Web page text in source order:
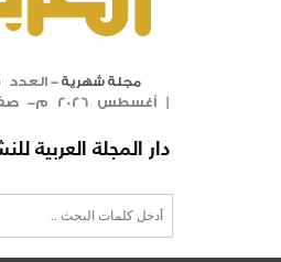
مجلة شهرية- العدد (
| أغسطس 2026 م- صفر 1448 هـ
دار المجلة العربية